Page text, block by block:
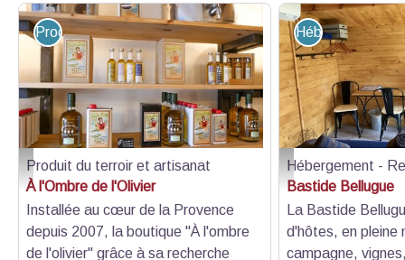
Boutique / dégustation d'huiles d'olives - Luberon Sud Tourisme
Produit du terroir et artisanat
Produit du terroir et artisanat
À l'Ombre de l'Olivier
Installée au cœur de la Provence
depuis 2007, la boutique "À l'ombre
de l'olivier" grâce à sa recherche
notre insolite le chalet
Hébergement -
Hébergement -
Bastide Bellugue
La Bastide
d'hôtes, en pleine
campagne,